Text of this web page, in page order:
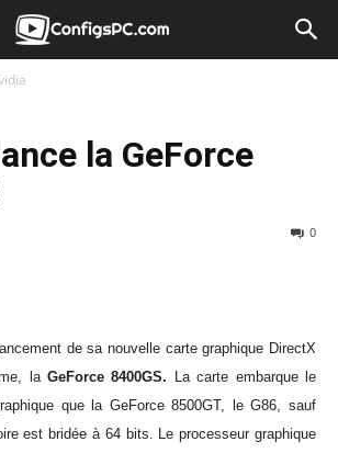
la GeForce
0
de sa nouvelle carte graphique DirectX
la GeForce 8400GS. La carte embarque le
que la GeForce 8500GT, le G86, sauf
est bridée à 64 bits. Le processeur graphique